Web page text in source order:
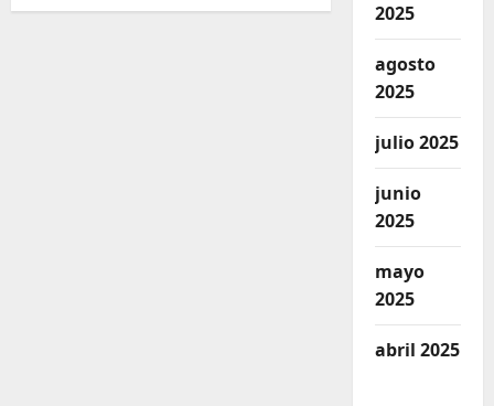
2025
agosto
2025
julio 2025
junio
2025
mayo
2025
abril 2025